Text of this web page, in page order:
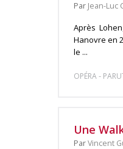
Par Jean-Luc
Après
Hanovre en
le ...
OPÉRA-
Une
ParVincent